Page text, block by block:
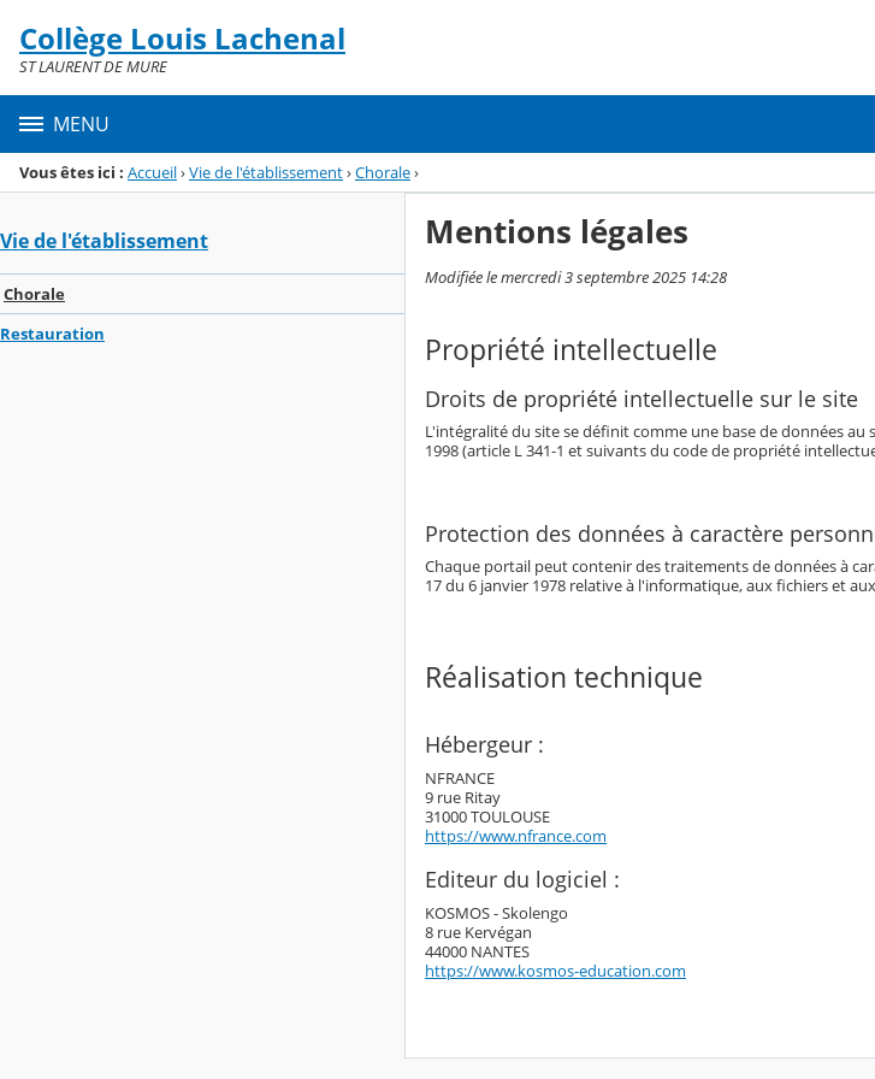
Menu de la rubrique
Contenu
Collège Louis Lachenal
ST LAURENT DE MURE
MENU
Vous êtes ici : Accueil›Vie de l'établissement›Chorale›
Vie de l'établissement
Chorale
Restauration
Mentions légales
Modifiée le mercredi 3 septembre 2025 14:28
Propriété intellectuelle
Droits de propriété intellectuelle sur le site
L'intégralité du site se définit comme une base de données
1998 (article L 341-1 et suivants du code de propriété
Protection des données à caractère
Chaque portail peut contenir des traitements de données à
17 du 6 janvier 1978 relative à l'informatique, aux fichiers et
Réalisation technique
Hébergeur :
NFRANCE
9 rue Ritay
31000 TOULOUSE
https://www.nfrance.com
Editeur du logiciel :
KOSMOS - Skolengo
8 rue Kervégan
44000 NANTES
https://www.kosmos-education.com